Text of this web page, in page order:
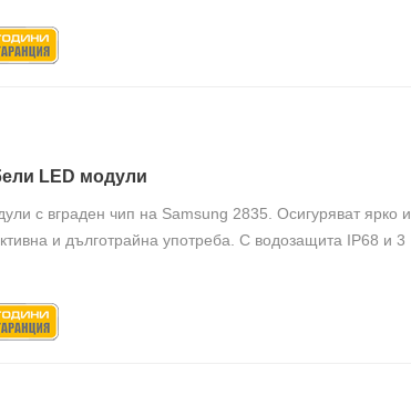
LED модули
с вграден чип на Samsung 2835. Осигуряват ярко и
и дълготрайна употреба. С водозащита IP68 и 3